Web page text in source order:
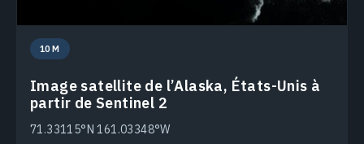
10 M
Image satellite de l’Alaska, États-Unis à
partir de Sentinel 2
71.33115°N 161.03348°W